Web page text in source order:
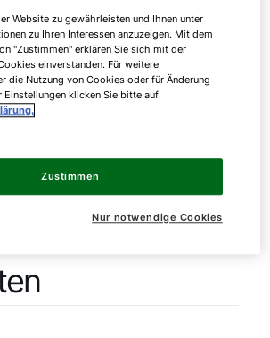
Website zu gewährleisten und Ihnen unter
zu Ihren Interessen anzuzeigen. Mit dem
"Zustimmen" erklären Sie sich mit der
einverstanden. Für weitere
die Nutzung von Cookies oder für Änderung
Einstellungen klicken Sie bitte auf
Nur notwendige Cookies
Zustimmen